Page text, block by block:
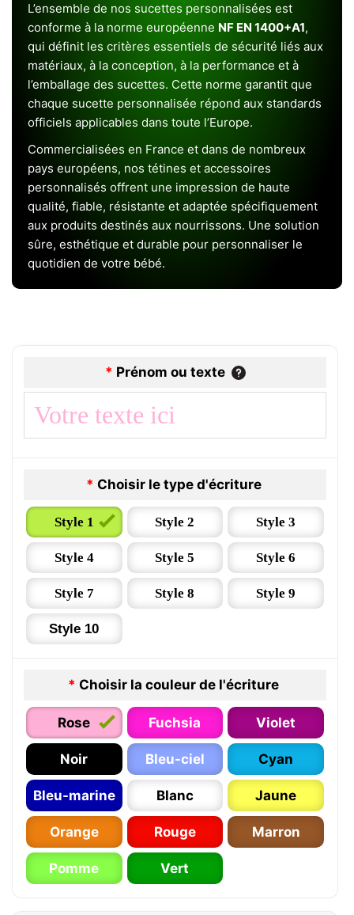
L’ensemble de nos sucettes personnalisées est
conforme à la norme européenne NF EN 1400+A1,
qui définit les critères essentiels de sécurité liés aux
matériaux, à la conception, à la performance et à
l’emballage des sucettes. Cette norme garantit que
chaque sucette personnalisée répond aux standards
officiels applicables dans toute l’Europe.
Commercialisées en France et dans de nombreux
pays européens, nos tétines et accessoires
personnalisés offrent une impression de haute
qualité, fiable, résistante et adaptée spécifiquement
aux produits destinés aux nourrissons. Une solution
sûre, esthétique et durable pour personnaliser le
quotidien de votre bébé.
* Prénom ou texte
* Choisir le type d'écriture
Style 1 Style 2 Style 3
Style 4 Style 5 Style 6
Style 7 Style 8 Style 9
Style 10
* Choisir la couleur de l'écriture
Rose Fuchsia Violet
Noir Bleu-ciel Cyan
Bleu-marine Blanc Jaune
Orange Rouge Marron
Pomme Vert